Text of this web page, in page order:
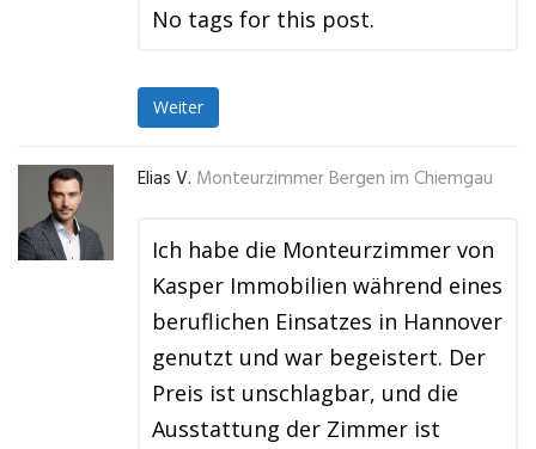
No tags for this post.
Weiter
Elias V. Monteurzimmer Bergen im Chiemgau
Ich habe die Monteurzimmer von
Kasper Immobilien während eines
beruflichen Einsatzes in Hannover
genutzt und war begeistert. Der
Preis ist unschlagbar, und die
Ausstattung der Zimmer ist